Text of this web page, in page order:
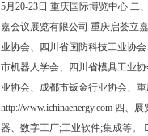
5月20-23日 重庆国际博览中心 二
嘉会议展览有限公司 重庆启荟立
业协会、四川省国防科技工业协
市机器人学会、四川省模具工业
业协会、成都市钣金行业协会、
http://www.ichinaenergy.com 四
器、数字工厂;工业软件;集成等。